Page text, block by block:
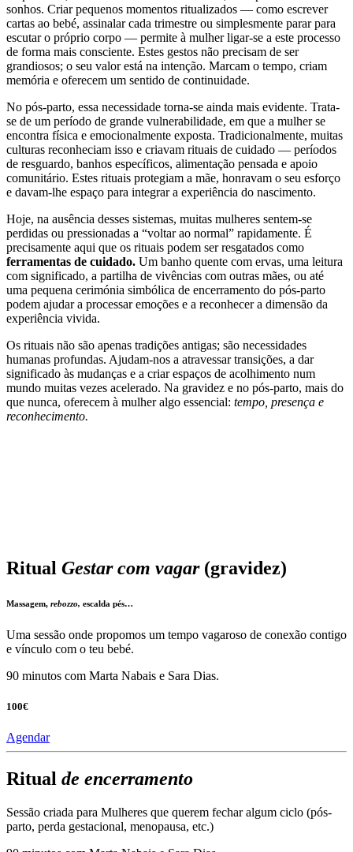
sonhos. Criar pequenos momentos ritualizados — como escrever
cartas ao bebé, assinalar cada trimestre ou simplesmente parar para
escutar o próprio corpo — permite à mulher ligar-se a este processo
de forma mais consciente. Estes gestos não precisam de ser
grandiosos; o seu valor está na intenção. Marcam o tempo, criam
memória e oferecem um sentido de continuidade.
No pós-parto, essa necessidade torna-se ainda mais evidente. Trata-
se de um período de grande vulnerabilidade, em que a mulher se
encontra física e emocionalmente exposta. Tradicionalmente, muitas
culturas reconheciam isso e criavam rituais de cuidado — períodos
de resguardo, banhos específicos, alimentação pensada e apoio
comunitário. Estes rituais protegiam a mãe, honravam o seu esforço
e davam-lhe espaço para integrar a experiência do nascimento.
Hoje, na ausência desses sistemas, muitas mulheres sentem-se
perdidas ou pressionadas a “voltar ao normal” rapidamente. É
precisamente aqui que os rituais podem ser resgatados como
ferramentas de cuidado. Um banho quente com ervas, uma leitura
com significado, a partilha de vivências com outras mães, ou até
uma pequena cerimónia simbólica de encerramento do pós-parto
podem ajudar a processar emoções e a reconhecer a dimensão da
experiência vivida.
Os rituais não são apenas tradições antigas; são necessidades
humanas profundas. Ajudam-nos a atravessar transições, a dar
significado às mudanças e a criar espaços de acolhimento num
mundo muitas vezes acelerado. Na gravidez e no pós-parto, mais do
que nunca, oferecem à mulher algo essencial: tempo, presença e
reconhecimento.
Ritual Gestar com vagar(gravidez)
Massagem, rebozzo, escalda pés…
Uma sessão onde propomos um tempo vagaroso de conexão contigo
e vínculo com o teu bebé.
90 minutos com Marta Nabais e Sara Dias.
100€
Agendar
Ritual de encerramento
Sessão criada para Mulheres que querem fechar algum ciclo (pós-
parto, perda gestacional, menopausa, etc.)